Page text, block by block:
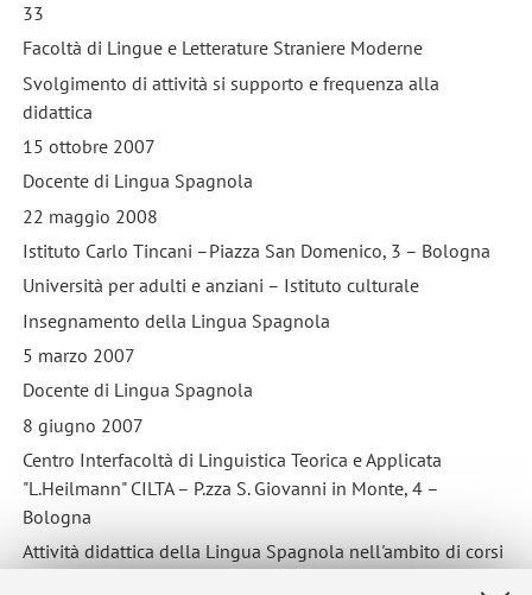
33
Facoltà di Lingue e Letterature Straniere Moderne
Svolgimento di attività si supporto e frequenza alla
didattica
15 ottobre 2007
Docente di Lingua Spagnola
22 maggio 2008
Istituto Carlo Tincani –Piazza San Domenico, 3 – Bologna
Università per adulti e anziani – Istituto culturale
Insegnamento della Lingua Spagnola
5 marzo 2007
Docente di Lingua Spagnola
8 giugno 2007
Centro Interfacoltà di Linguistica Teorica e Applicata
"L.Heilmann" CILTA – P.zza S. Giovanni in Monte, 4 –
Bologna
Attività didattica della Lingua Spagnola nell'ambito di corsi